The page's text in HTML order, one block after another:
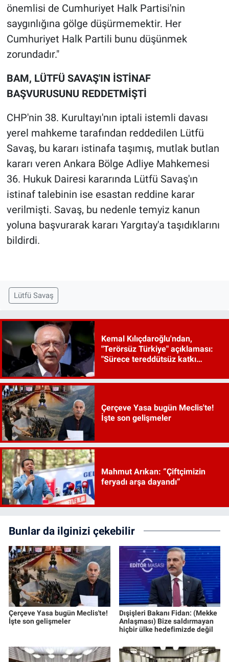
önemlisi de Cumhuriyet Halk Partisi'nin
saygınlığına gölge düşürmemektir. Her
Cumhuriyet Halk Partili bunu düşünmek
zorundadır."
BAM, LÜTFÜ SAVAŞ'IN İSTİNAF
BAŞVURUSUNU REDDETMİŞTİ
CHP'nin 38. Kurultayı'nın iptali istemli davası
yerel mahkeme tarafından reddedilen Lütfü
Savaş, bu kararı istinafa taşımış, mutlak butlan
kararı veren Ankara Bölge Adliye Mahkemesi
36. Hukuk Dairesi kararında Lütfü Savaş'ın
istinaf talebinin ise esastan reddine karar
verilmişti. Savaş, bu nedenle temyiz kanun
yoluna başvurarak kararı Yargıtay'a taşıdıklarını
bildirdi.
Lütfü Savaş
Kemal Kılıçdaroğlu'ndan,
"Terörsüz Türkiye" açıklaması:
"Sürece tereddütsüz katkı
Çerçeve Yasa bugün Meclis'te!
İşte son gelişmeler
Mahmut Arıkan: “Çiftçimizin
feryadı arşa dayandı”
Bunlar da ilginizi çekebilir
Çerçeve Yasa bugün Meclis'te!
İşte son gelişmeler
Dışişleri Bakanı Fidan: (Mekke
Anlaşması) Bize saldırmayan
hiçbir ülke hedefimizde değil